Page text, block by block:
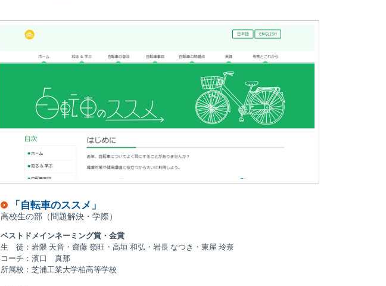
「自転車のススメ」
高校生の部（問題解決・学際）
ベストドメインネーミング賞・金賞
生 徒：岩隈 天音・齋藤 嶺旺・高垣 和弘・岩長 なつき・東屋 玲奈
コーチ：濱口 真那
所属校：芝浦工業大学柏高等学校